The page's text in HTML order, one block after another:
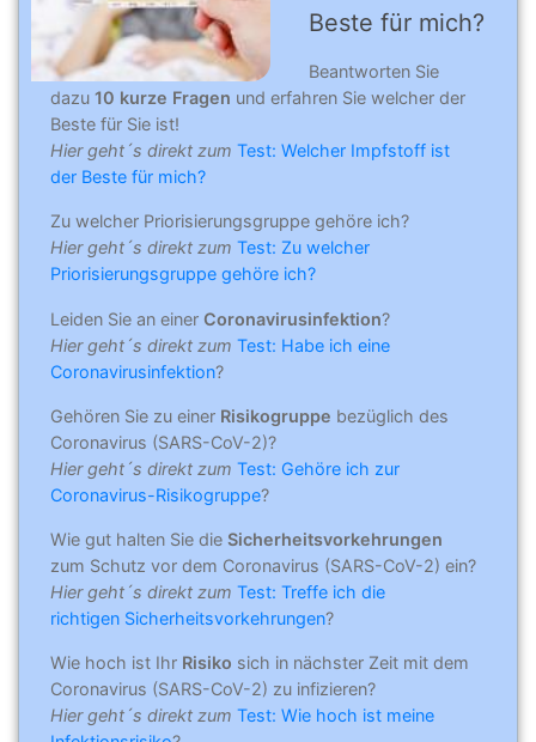
Beste für mich?
Beantworten Sie
dazu 10 kurze Fragen und erfahren Sie welcher der
Beste für Sie ist!
Hier geht´s direkt zum Test: Welcher Impfstoff ist
der Beste für mich?
Zu welcher Priorisierungsgruppe gehöre ich?
Hier geht´s direkt zum Test: Zu welcher
Priorisierungsgruppe gehöre ich?
Leiden Sie an einer Coronavirusinfektion?
Hier geht´s direkt zum Test: Habe ich eine
Coronavirusinfektion?
Gehören Sie zu einer Risikogruppe bezüglich des
Coronavirus (SARS-CoV-2)?
Hier geht´s direkt zum Test: Gehöre ich zur
Coronavirus-Risikogruppe?
Wie gut halten Sie die Sicherheitsvorkehrungen
zum Schutz vor dem Coronavirus (SARS-CoV-2) ein?
Hier geht´s direkt zum Test: Treffe ich die
richtigen Sicherheitsvorkehrungen?
Wie hoch ist Ihr Risiko sich in nächster Zeit mit dem
Coronavirus (SARS-CoV-2) zu infizieren?
Hier geht´s direkt zum Test: Wie hoch ist meine